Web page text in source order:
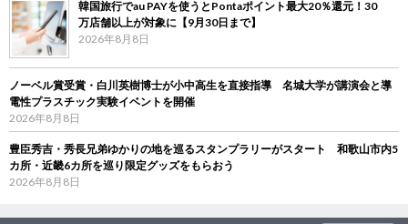
韓国旅行でau PAYを使うとPontaポイント最大20％還元！30
万店舗以上が対象に【9月30日まで】
2026年8月8日
ノーベル賞受賞・白川英樹博士が小中高生を直接指導 名城大学が講演会と導
電性プラスチック実験イベントを開催
2026年8月8日
豊臣秀吉・秀長兄弟ゆかりの地を巡るスタンプラリーがスタート 和歌山市内5
カ所・近畿6カ所を巡り限定グッズをもらおう
2026年8月8日